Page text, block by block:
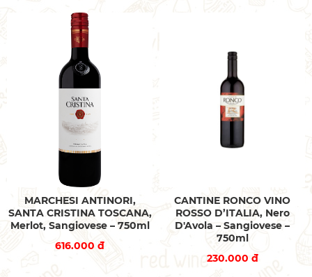
MARCHESI ANTINORI,
SANTA CRISTINA TOSCANA,
Merlot, Sangiovese – 750ml
616.000 đ
CANTINE RONCO VINO
ROSSO D’ITALIA, Nero
D'Avola – Sangiovese –
750ml
230.000 đ